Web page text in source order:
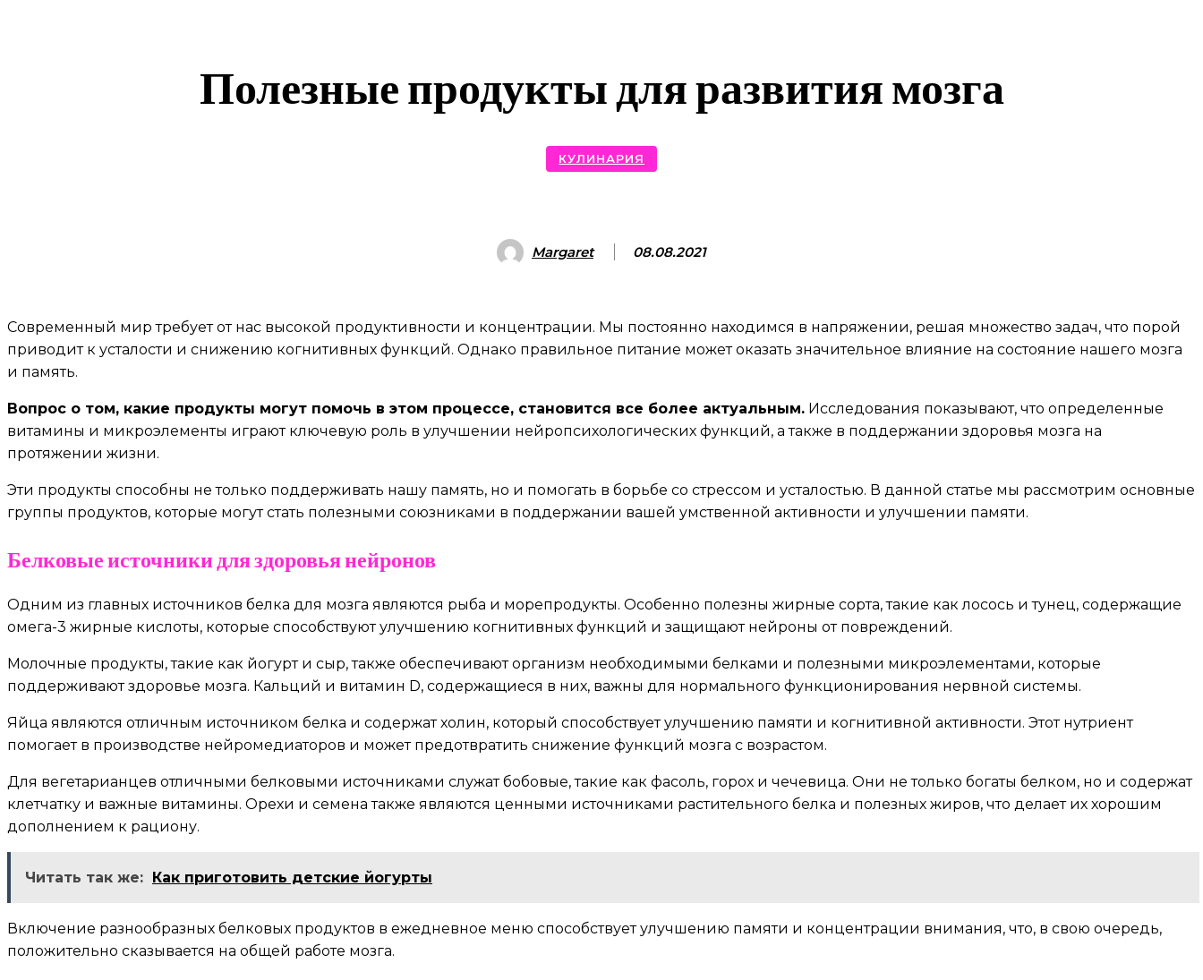
Полезные продукты для развития мозга
КУЛИНАРИЯ
Margaret 08.08.2021
Современный мир требует от нас высокой продуктивности и концентрации. Мы постоянно находимся в напряжении, решая множество задач, что порой
приводит к усталости и снижению когнитивных функций. Однако правильное питание может оказать значительное влияние на состояние нашего мозга
и память.
Вопрос о том, какие продукты могут помочь в этом процессе, становится все более актуальным. Исследования показывают, что определенные
витамины и микроэлементы играют ключевую роль в улучшении нейропсихологических функций, а также в поддержании здоровья мозга на
протяжении жизни.
Эти продукты способны не только поддерживать нашу память, но и помогать в борьбе со стрессом и усталостью. В данной статье мы рассмотрим основные
группы продуктов, которые могут стать полезными союзниками в поддержании вашей умственной активности и улучшении памяти.
Белковые источники для здоровья нейронов
Одним из главных источников белка для мозга являются рыба и морепродукты. Особенно полезны жирные сорта, такие как лосось и тунец, содержащие
омега-3 жирные кислоты, которые способствуют улучшению когнитивных функций и защищают нейроны от повреждений.
Молочные продукты, такие как йогурт и сыр, также обеспечивают организм необходимыми белками и полезными микроэлементами, которые
поддерживают здоровье мозга. Кальций и витамин D, содержащиеся в них, важны для нормального функционирования нервной системы.
Яйца являются отличным источником белка и содержат холин, который способствует улучшению памяти и когнитивной активности. Этот нутриент
помогает в производстве нейромедиаторов и может предотвратить снижение функций мозга с возрастом.
Для вегетарианцев отличными белковыми источниками служат бобовые, такие как фасоль, горох и чечевица. Они не только богаты белком, но и содержат
клетчатку и важные витамины. Орехи и семена также являются ценными источниками растительного белка и полезных жиров, что делает их хорошим
дополнением к рациону.
Читать так же: Как приготовить детские йогурты
Включение разнообразных белковых продуктов в ежедневное меню способствует улучшению памяти и концентрации внимания, что, в свою очередь,
положительно сказывается на общей работе мозга.